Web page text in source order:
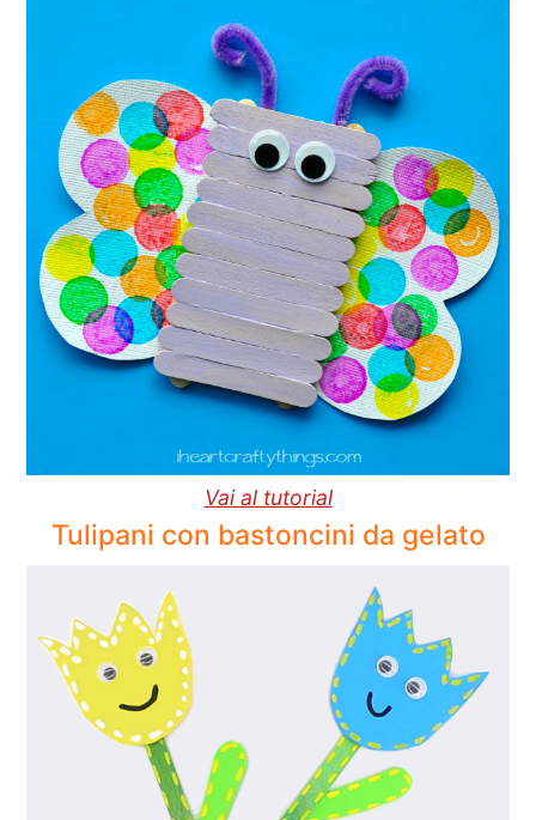
Vai al tutorial
Tulipani con bastoncini da gelato